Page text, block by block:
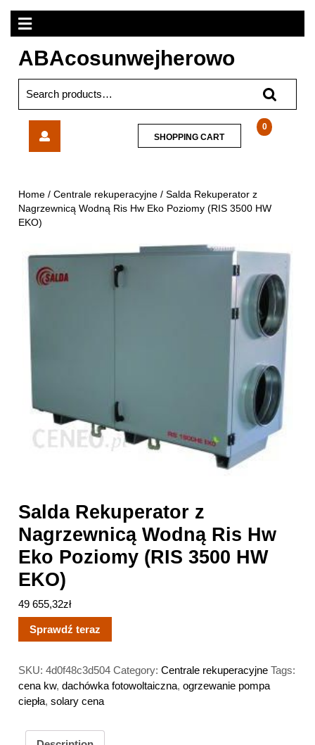
Skip
content
Open
Menu
ABAcosunwejherowo
for:
Wodną
Ris
Poziomy
3500
0
SHOPPING CARTSHOPPING
CART
Home /Centrale rekuperacyjne / Salda Rekuperator z
Nagrzewnicą Wodną Ris Hw Eko Poziomy (RIS 3500 HW
EKO)
Salda Rekuperator z
Nagrzewnicą Wodną Ris Hw
Eko Poziomy (RIS 3500 HW
EKO)
49 655,32zł
Sprawdź teraz
SKU:4d0f48c3d504 Category:Centrale rekuperacyjne Tags:
cena kw,dachówka fotowoltaiczna,ogrzewanie pompa
ciepła,solary cena